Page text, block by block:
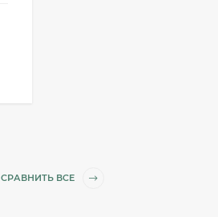
СРАВНИТЬ ВСЕ